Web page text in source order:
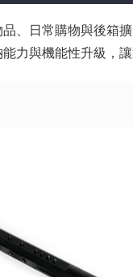
、日常購物與後箱擴
力與機能性升級，讓